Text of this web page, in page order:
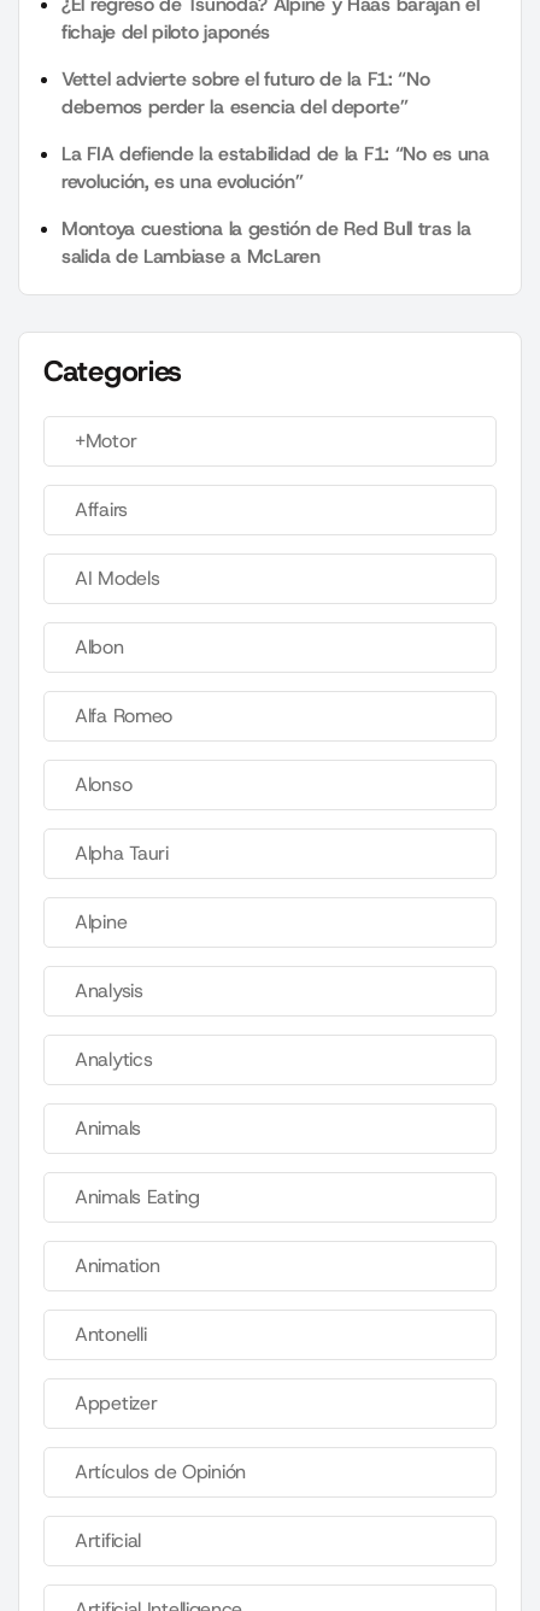
fichaje del piloto japonés
Vettel advierte sobre el futuro de la F1: “No
debemos perder la esencia del deporte”
La FIA defiende la estabilidad de la F1: “No es una
revolución, es una evolución”
Montoya cuestiona la gestión de Red Bull tras la
salida de Lambiase a McLaren
Categories
+Motor
Affairs
AI Models
Albon
Alfa Romeo
Alonso
Alpha Tauri
Alpine
Analysis
Analytics
Animals
Animals Eating
Animation
Antonelli
Appetizer
Artículos de Opinión
Artificial